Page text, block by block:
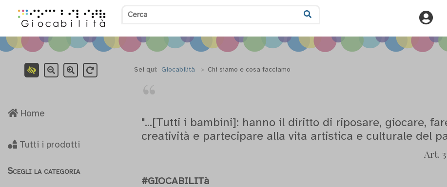
Home
Tutti i prodotti
Scegli la categoria
Sei qui: Giocabilità > Chi siamo e cosa facciamo
"...[Tutti i bambini]: hanno il diritto di riposare, giocare,
creatività e partecipare alla vita artistica e culturale del
Art.
#GIOCABILITà